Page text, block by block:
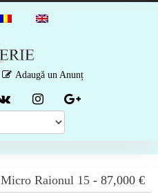
Adaugă un Anunț
Micro Raionul 15 - 87,000 €